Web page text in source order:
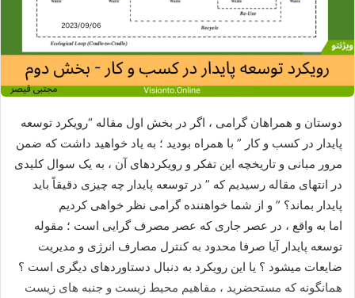
دوستان و همراهان گرامی ، اگر در بخش اول مقاله “رویکرد توسعه
پایدار در کسب و کار ” با همراه بودید ؛ به یاد خواهید داشت که ضمن
مرور مبانی و تاریخچه این تفکر و رویکردهای آن ، به یک سوال کلیدی
در انتهای مقاله رسیدیم که ” در توسعه پایدار چه چیزی دقیقاً باید
پایدار بماند؟ ” و از شما خواهننده گرامی نظر خواهی کردیم
اما به واقع ، در عصر جاری که عصر مصرف گرایی است ؛ مقوله
توسعه پایدار آیا صرفا محدود به کنترل مصارف انرژی و مدیریت
ضایعات میشود ؟ یا این رویکرد به دنبال دستاوردهای دیگری است ؟
همانگونه که مستحضرید ، مفاهیم محیط زیست و جنبه های زیست